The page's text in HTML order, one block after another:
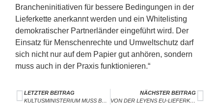
Brancheninitiativen für bessere Bedingungen in der
Lieferkette anerkannt werden und ein Whitelisting
demokratischer Partnerländer eingeführt wird. Der
Einsatz für Menschenrechte und Umweltschutz darf
sich nicht nur auf dem Papier gut anhören, sondern
muss auch in der Praxis funktionieren.“
LETZTER BEITRAG
KULTUSMINISTERIUM MUSS BEI DIGITALISIERUNG AN SCHULEN DRINGEND NACHZIEHEN
NÄCHSTER BEITRAG
VON DER LEYENS EU-LIEFERKETTENGESETZ IST GESCHEITERT